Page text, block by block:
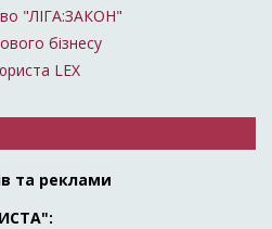
"ЛІГА:ЗАКОН"
бізнесу
LEX
та реклами